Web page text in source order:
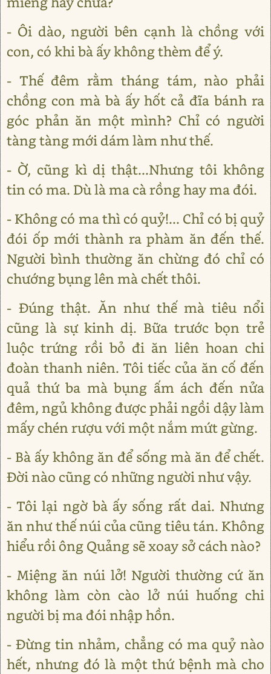
- Ôi dào, người bên cạnh là chồng với
con, có khi bà ấy không thèm để ý.
- Thế đêm rằm tháng tám, nào phải
chồng con mà bà ấy hốt cả đĩa bánh ra
góc phản ăn một mình? Chỉ có người
tàng tàng mới dám làm như thế.
- Ờ, cũng kì dị thật...Nhưng tôi không
tin có ma. Dù là ma cà rồng hay ma đói.
- Không có ma thì có quỷ!... Chỉ có bị quỷ
đói ốp mới thành ra phàm ăn đến thế.
Người bình thường ăn chừng đó chỉ có
chướng bụng lên mà chết thôi.
- Đúng thật. Ăn như thế mà tiêu nổi
cũng là sự kinh dị. Bữa trước bọn trẻ
luộc trứng rồi bỏ đi ăn liên hoan chi
đoàn thanh niên. Tôi tiếc của ăn cố đến
quả thứ ba mà bụng ấm ách đến nửa
đêm, ngủ không được phải ngồi dậy làm
mấy chén rượu với một nắm mứt gừng.
- Bà ấy không ăn để sống mà ăn để chết.
Đời nào cũng có những người như vậy.
- Tôi lại ngờ bà ấy sống rất dai. Nhưng
ăn như thế núi của cũng tiêu tán. Không
hiểu rồi ông Quảng sẽ xoay sở cách nào?
- Miệng ăn núi lở! Người thường cứ ăn
không làm còn cào lở núi huống chi
người bị ma đói nhập hồn.
- Đừng tin nhảm, chẳng có ma quỷ nào
hết, nhưng đó là một thứ bệnh mà cho